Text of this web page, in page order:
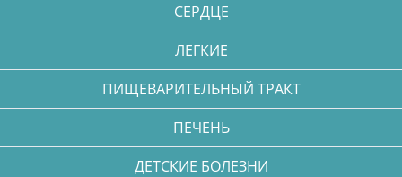
СЕРДЦЕ
ЛЕГКИЕ
ПИЩЕВАРИТЕЛЬНЫЙ ТРАКТ
ПЕЧЕНЬ
ДЕТСКИЕ БОЛЕЗНИ